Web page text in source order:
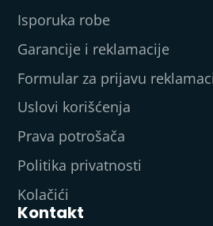
Isporuka robe
Garancije i reklamacije
Formular za prijavu
Uslovi korišćenja
Prava potrošača
Politika privatnosti
Kolačići
Kontakt